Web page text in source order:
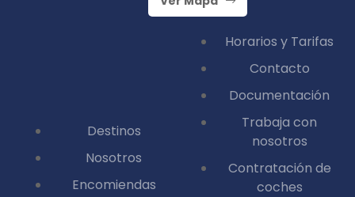
Destinos
Nosotros
Encomiendas
Horarios y Tarifas
Contacto
Documentación
Trabaja con
nosotros
Contratación de
coches